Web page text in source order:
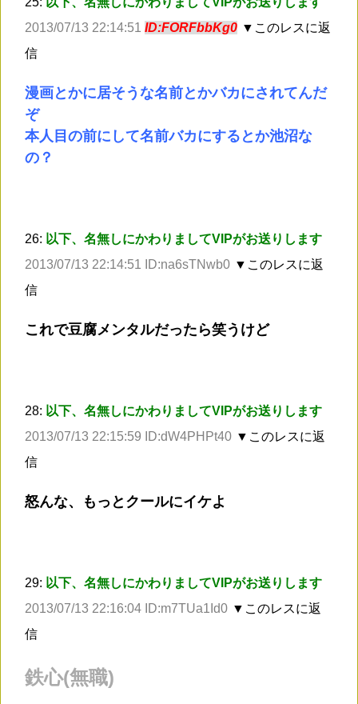
2013/07/13 22:14:51 ID:FORFbbKg0 ▼このレスに返
信
漫画とかに居そうな名前とかバカにされてんだ
ぞ
本人目の前にして名前バカにするとか池沼な
の？
26: 以下、名無しにかわりましてVIPがお送りします
2013/07/13 22:14:51 ID:na6sTNwb0 ▼このレスに返
信
これで豆腐メンタルだったら笑うけど
28: 以下、名無しにかわりましてVIPがお送りします
2013/07/13 22:15:59 ID:dW4PHPt40 ▼このレスに返
信
怒んな、もっとクールにイケよ
29: 以下、名無しにかわりましてVIPがお送りします
2013/07/13 22:16:04 ID:m7TUa1Id0 ▼このレスに返
信
鉄心(無職)